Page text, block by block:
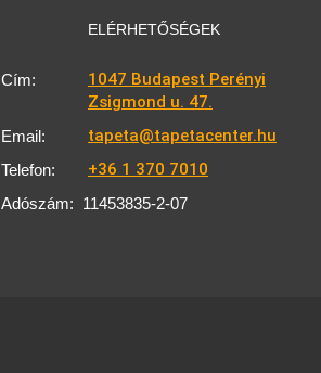
ELÉRHETŐSÉGEK
Cím:
1047 Budapest Perényi
Zsigmond u. 47.
Email: tapeta@tapetacenter.hu
Telefon: +36 1 370 7010
Adószám: 11453835-2-07